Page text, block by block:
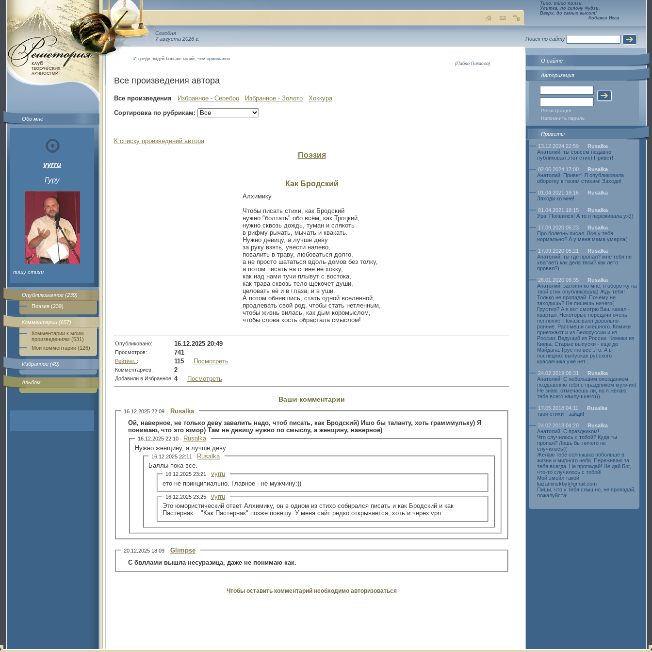
Обо мне
vyrru
Гуру
пишу стихи
Опубликованное (239)
Поэзия (239)
Комментарии (657)
Комментарии к моим
произведениям (531)
Мои комментарии (126)
Избранное (49)
Альбом
Сегодня
7 августа 2026 г.
И среди людей больше копий, чем оригиналов
(Пабло Пикассо)
Все произведения автора
Все произведения Избранное - Серебро Избранное - Золото
Хоккура
Сортировка по рубрикам:
К списку произведений автора
Поэзия
Как Бродский
Алхимику
Чтобы писать стихи, как Бродский
нужно "болтать" обо всём, как Троцкий,
нужно сквозь дождь, туман и слякоть
в рифму рычать, мычать и квакать.
Нужно девицу, а лучше деву
за руку взять, увести налево,
повалить в траву, любоваться долго,
а не просто шататься вдоль домов без толку,
а потом писать на спине её хокку,
как над нами тучи плывут с востока,
как трава сквозь тело щекочет души,
целовать её и в глаза, и в уши.
А потом обнявшись, стать одной вселенной,
продлевать свой род, чтобы стать нетленным,
чтобы жизнь вилась, как дым коромыслом,
чтобы слова кость обрастала смыслом!
Опубликовано: 16.12.2025 20:49
Просмотров: 741
Рейтинг.. : 115 Посмотреть
Комментариев: 2
Добавили в Избранное: 4 Посмотреть
Ваши комментарии
16.12.2025 22:09
Rusalka
Ой, наверное, не только деву завалить надо, чтоб писать, как Бродский) Ишо бы таланту, хоть грамммульку) Я
понимаю, что это юмор) Там не девицу нужно по смыслу, а женщину, наверное)
16.12.2025 22:10
Rusalka
Нужно женщину, а лучше деву
16.12.2025 22:11
Rusalka
Баллы пока все.
16.12.2025 23:21
vyrru
ето не принципиально. Главное - не мужчину:))
16.12.2025 23:25
vyrru
Это юмористический ответ Алхимику, он в одном из стихо собирался писать и как Бродский и как
Пастернак... "Как Пастернак" позже повешу. У меня сайт редко открывается, хоть и через vpn...
20.12.2025 18:09
Glimpse
С бвллами вышла несуразица, даже не понимаю как.
Чтобы оставить комментарий необходимо авторизоваться
Тихо, тихо ползи,
Улитка, по склону Фудзи,
Вверх, до самых высот!
Кобаяси Исса
Поиск по сайту
О сайте
Авторизация
Регистрация
Напомнить пароль
Приветы
13.12.2024 22:59
Rusalka
Анатолий, ты совсем недавно
публиковал этот стих) Привет!
02.06.2024 17:00
Rusalka
Анатолий, Привет! Я опубликовала
оборотку к твоим стихам! Заходи!
01.04.2021 18:16
Rusalka
Заходи ко мне!
01.04.2021 18:15
Rusalka
Ура! Появился! А то я переживала уж))
17.09.2020 05:23
Rusalka
Про болезнь писал. Все у тебя
нормально? А у меня мама умерла(
17.09.2020 05:21
Rusalka
Анатолий, ты где пропал? мне тебя не
хватает) как дела твои? как лето
провел?)
26.01.2020 09:35
Rusalka
Анатолий, загляни ко мне, я оборотку на
твой стих опубликовала) Жду тебя!
Только не пропадай. Почему не
заходишь? Не пишешь ничего(
Грустно? А я вот смотрю Ваш канал -
квартал. Некоторые передачи очень
неплохие. Показывают довольно
ранние. Рассмеши смешного. Комики
приезжают и из Белоруссии и из
России. Ведущий из России. Комики из
Киева. Старые выпуски - еще до
Майдана. Грустно все это. А в
последних выпусках русского
красавчика уже нет...
24.02.2019 06:31
Rusalka
Анатолий! С небольшим опозданием
поздравляю тебя с праздником мужчин)
Не знаю, отмечаешь ли, но я желаю
тебе всего наилучшего)))
17.05.2018 04:11
Rusalka
твои стихи - зайди!
24.02.2018 04:20
Rusalka
Анатолий! С праздником!
Что случилось с тобой? Куда ты
пропал? Лишь бы ничего не
случилось((
Желаю тебе солнышка побольше в
жизни и мирного неба. Переживаю за
тебя всегда. Не пропадай! Не дай Бог,
что-то случилось с тобой!
Мой эмейл такой
luizaminskby@gmail.com
Пиши, что у тебя слышно, не пропадай,
пожалуйста!